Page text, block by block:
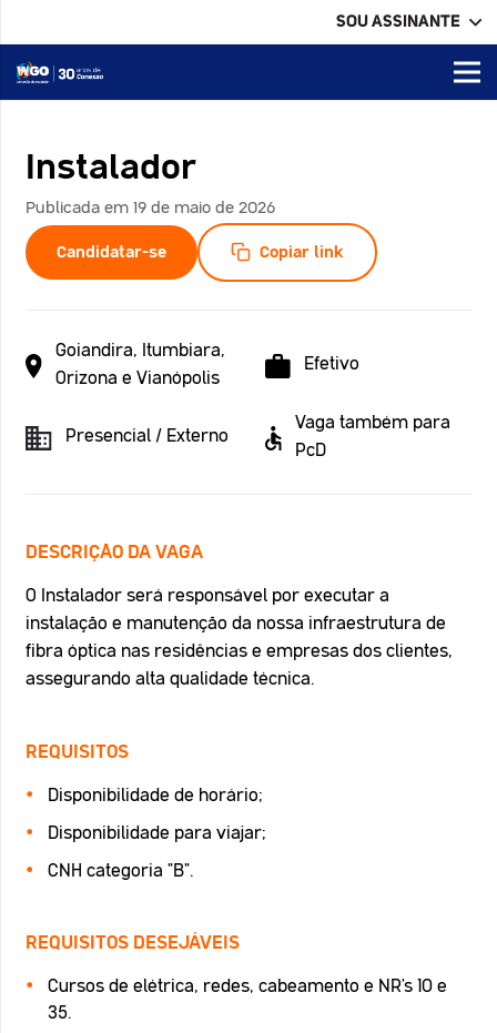
SOU ASSINANTE
Instalador
Publicada em 19 de maio de 2026
Candidatar-se Copiar link
Goiandira, Itumbiara,
Orizona e Vianópolis
Efetivo
Presencial / Externo
Vaga também para
PcD
DESCRIÇÃO DA VAGA
O Instalador será responsável por executar a
instalação e manutenção da nossa infraestrutura de
fibra óptica nas residências e empresas dos clientes,
assegurando alta qualidade técnica.
REQUISITOS
Disponibilidade de horário;
Disponibilidade para viajar;
CNH categoria "B".
REQUISITOS DESEJÁVEIS
Cursos de elétrica, redes, cabeamento e NR's 10 e
35.